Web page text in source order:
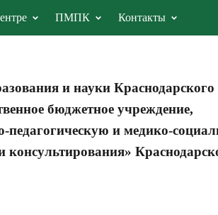
ПМПК Контакты
и науки Краснодарского
бюджетное учреждение,
педагогическую и медико-
консультирования»